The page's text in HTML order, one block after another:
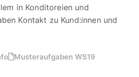
in Konditoreien und
Kontakt zu Kund:innen und
Musteraufgaben WS19